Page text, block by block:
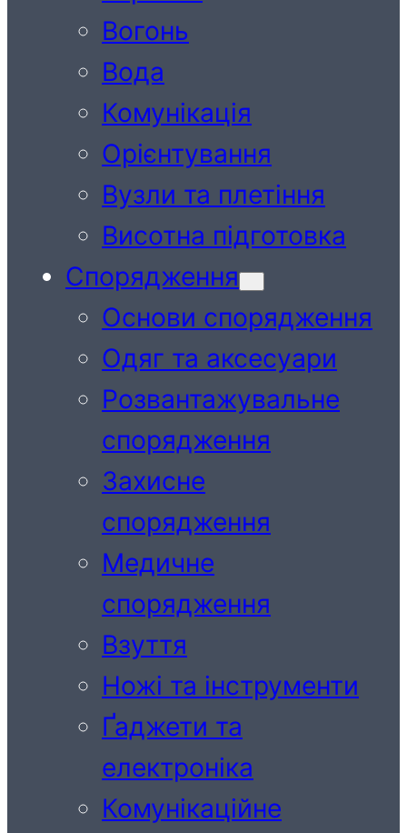
Вогонь
Вода
Комунікація
Орієнтування
Вузли та плетіння
Висотна підготовка
Спорядження
Основи спорядження
Одяг та аксесуари
Розвантажувальне
спорядження
Захисне
спорядження
Медичне
спорядження
Взуття
Ножі та інструменти
Ґаджети та
електроніка
Комунікаційне